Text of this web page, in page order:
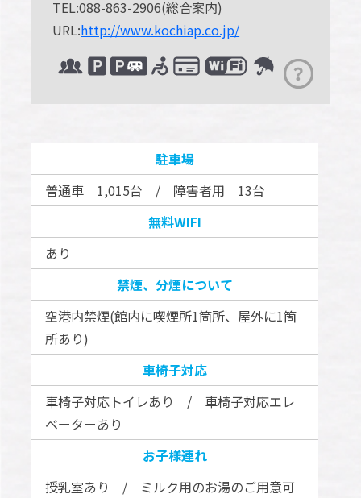
TEL:088-863-2906(総合案内)
URL:http://www.kochiap.co.jp/
駐車場
普通車 1,015台 / 障害者用 13台
無料WIFI
あり
禁煙、分煙について
空港内禁煙(館内に喫煙所1箇所、屋外に1箇
所あり)
車椅子対応
車椅子対応トイレあり / 車椅子対応エレ
ベーターあり
お子様連れ
授乳室あり / ミルク用のお湯のご用意可